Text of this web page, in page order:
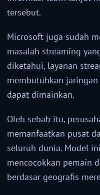
tersebut.
Microsoft juga sudah
masalah streaming
diketahui, layanan
membutuhkan
dapat dimainkan.
Oleh sebab itu,
memanfaatkan pusat
seluruh dunia. Model
mencocokkan pemain
berdasar geografis